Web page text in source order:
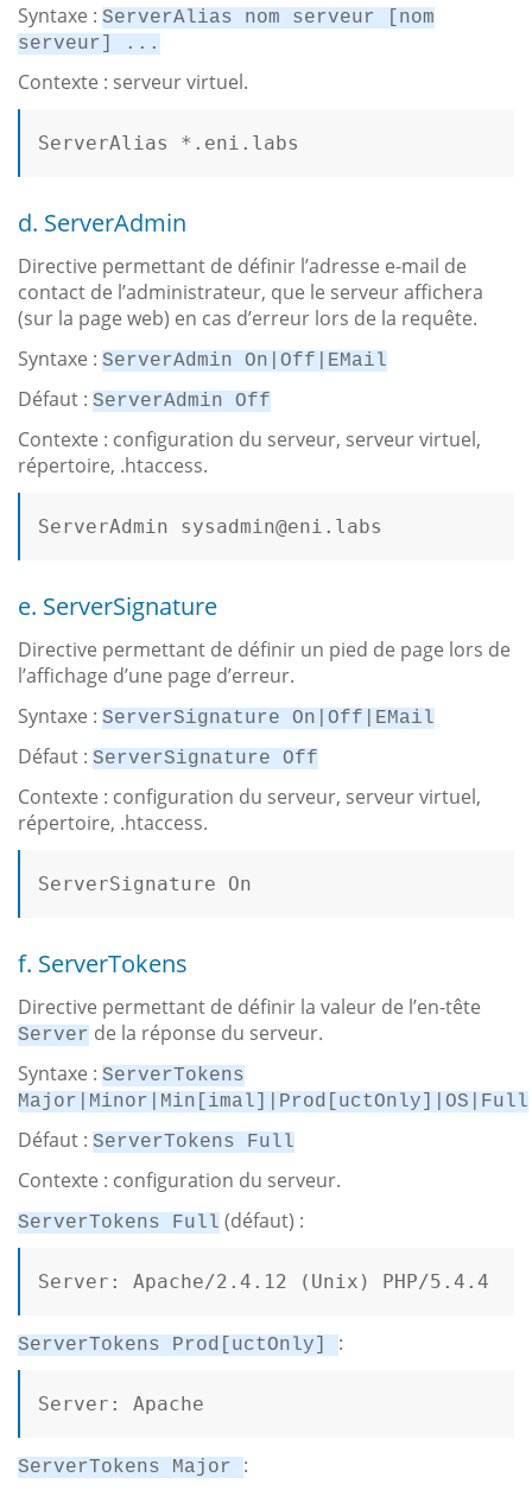
Syntaxe : ServerAlias nom serveur [nom
serveur] ...
Contexte : serveur virtuel.
ServerAlias *.eni.labs
d. ServerAdmin
Directive permettant de définir l’adresse e-mail de
contact de l’administrateur, que le serveur affichera
(sur la page web) en cas d’erreur lors de la requête.
Syntaxe : ServerAdmin On|Off|EMail
Défaut : ServerAdmin Off
Contexte : configuration du serveur, serveur virtuel,
répertoire, .htaccess.
ServerAdmin sysadmin@eni .labs
e. ServerSignature
Directive permettant de définir un pied de page lors de
l’affichage d’une page d’erreur.
Syntaxe : ServerSignature On|Off|EMail
Défaut : ServerSignature Off
Contexte : configuration du serveur, serveur virtuel,
répertoire, .htaccess.
ServerSignature On
f. ServerTokens
Directive permettant de définir la valeur de l’en-tête
Server de la réponse du serveur.
Syntaxe : ServerTokens
Major|Minor|Min[imal]|Prod[uctOnly]|OS|Full
Défaut : ServerTokens Full
Contexte : configuration du serveur.
ServerTokens Full (défaut) :
Server: Apache/2.4.12 (Unix) PHP/5.4.4
ServerTokens Prod[uctOnly] :
Server: Apache
ServerTokens Major :